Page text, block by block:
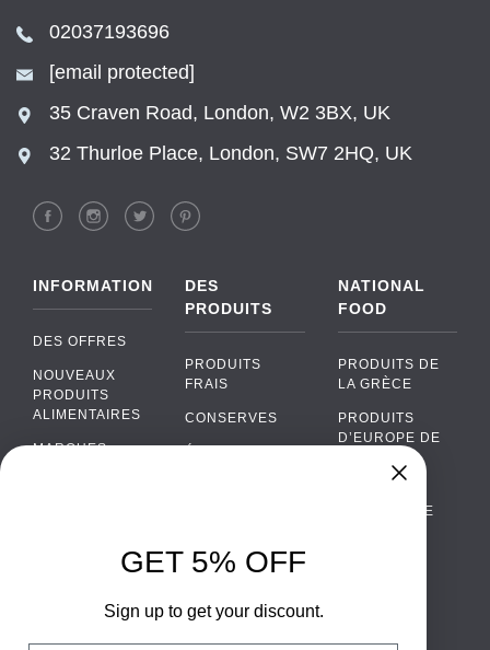
02037193696
[email protected]
35 Craven Road, London, W2 3BX, UK
32 Thurloe Place, London, SW7 2HQ, UK
INFORMATION
DES OFFRES
NOUVEAUX
PRODUITS
ALIMENTAIRES
MARQUES
CONTACTEZ
DES
PRODUITS
PRODUITS
FRAIS
CONSERVES
ALCOOL
ALIMENTAIRES
NATIONAL
FOOD
PRODUITS DE
LA GRÈCE
PRODUITS
D’EUROPE DE
PORTUGAISE
WhatsApp
Facebook Messenger
GET 5% OFF
Sign up to get your discount.